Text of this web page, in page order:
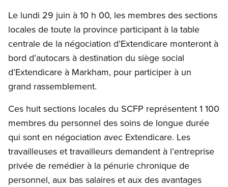
Le lundi 29 juin à 10 h 00, les membres des sections
locales de toute la province participant à la table
centrale de la négociation d’Extendicare monteront à
bord d’autocars à destination du siège social
d’Extendicare à Markham, pour participer à un
grand rassemblement.
Ces huit sections locales du SCFP représentent 1 100
membres du personnel des soins de longue durée
qui sont en négociation avec Extendicare. Les
travailleuses et travailleurs demandent à l’entreprise
privée de remédier à la pénurie chronique de
personnel, aux bas salaires et aux des avantages